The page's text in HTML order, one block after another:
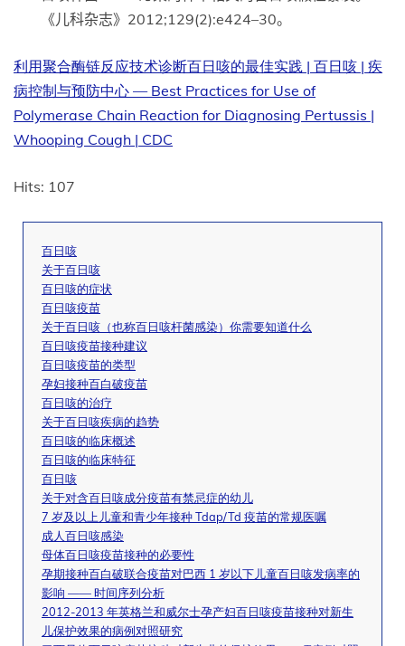
《儿科杂志》2012;129(2):e424–30。
利用聚合酶链反应技术诊断百日咳的最佳实践 | 百日咳 | 疾
病控制与预防中心 — Best Practices for Use of
Polymerase Chain Reaction for Diagnosing Pertussis |
Whooping Cough | CDC
Hits: 107
百日咳
关于百日咳
百日咳的症状
百日咳疫苗
关于百日咳（也称百日咳杆菌感染）你需要知道什么
百日咳疫苗接种建议
百日咳疫苗的类型
孕妇接种百白破疫苗
百日咳的治疗
关于百日咳疾病的趋势
百日咳的临床概述
百日咳的临床特征
百日咳
关于对含百日咳成分疫苗有禁忌症的幼儿
7 岁及以上儿童和青少年接种 Tdap/Td 疫苗的常规医嘱
成人百日咳感染
母体百日咳疫苗接种的必要性
孕期接种百白破联合疫苗对巴西 1 岁以下儿童百日咳发病率的
影响 —— 时间序列分析
2012-2013 年英格兰和威尔士孕产妇百日咳疫苗接种对新生
儿保护效果的病例对照研究